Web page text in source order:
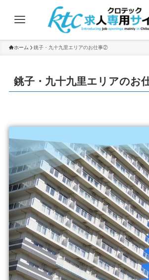
ホーム 銚子・九十九里エリアのお仕事②
銚子・九十九里エリアのお